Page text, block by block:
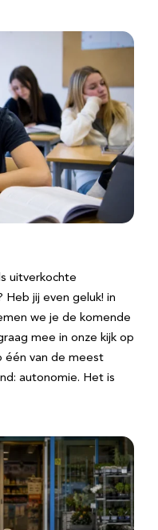
uitverkochte
jij even geluk! in
we je de komende
mee in onze kijk op
één van de meest
autonomie. Het is